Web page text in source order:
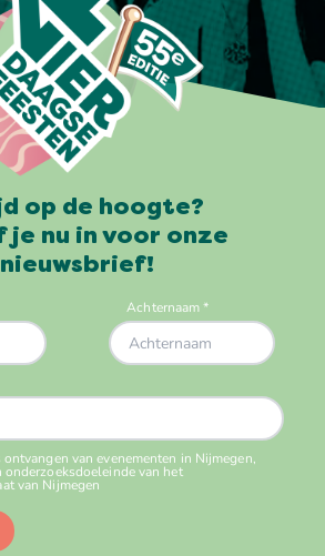
op de hoogte?
je nu in voor onze
nieuwsbrief!